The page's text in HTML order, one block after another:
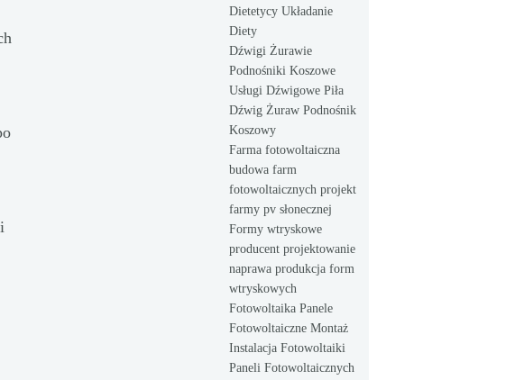
Dietetycy Układanie
Diety
Dźwigi Żurawie
Podnośniki Koszowe
Usługi Dźwigowe Piła
Dźwig Żuraw Podnośnik
Koszowy
Farma fotowoltaiczna
budowa farm
fotowoltaicznych projekt
farmy pv słonecznej
Formy wtryskowe
producent projektowanie
naprawa produkcja form
wtryskowych
Fotowoltaika Panele
Fotowoltaiczne Montaż
Instalacja Fotowoltaiki
Paneli Fotowoltaicznych